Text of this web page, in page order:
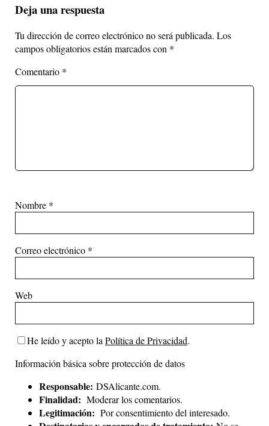
Deja una respuesta
Tu dirección de correo electrónico no será publicada. Los
campos obligatorios están marcados con *
Comentario *
Nombre *
Correo electrónico *
Web
He leído y acepto la Política de Privacidad.
Información básica sobre protección de datos
Responsable: DSAlicante.com.
Finalidad: Moderar los comentarios.
Legitimación: Por consentimiento del interesado.